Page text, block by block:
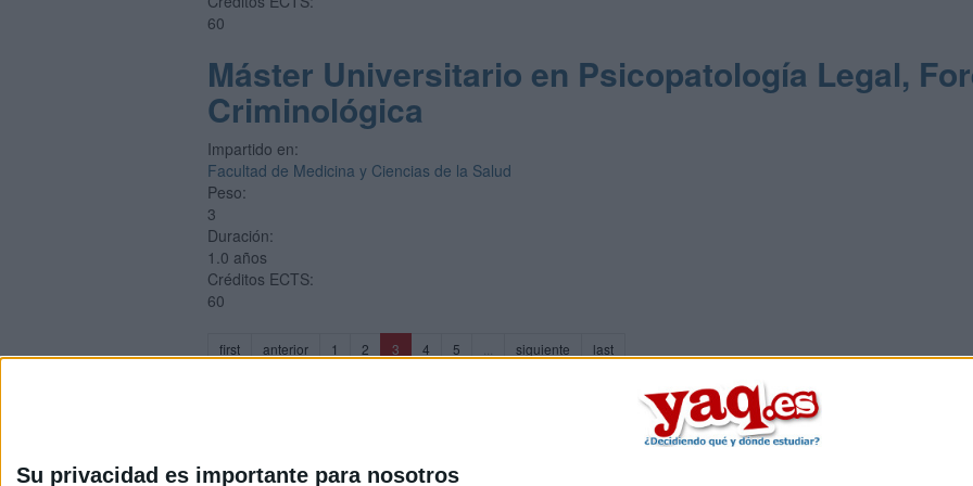
Su privacidad es importante para nosotros
60
Máster Universitario en Psicopatología Legal,
Criminológica
Impartido en:
Facultad de Medicina y Ciencias de la Salud
Peso:
3
Duración:
1.0 años
Créditos ECTS:
60
first anterior 1 2 3 (current)
4 5 siguiente last